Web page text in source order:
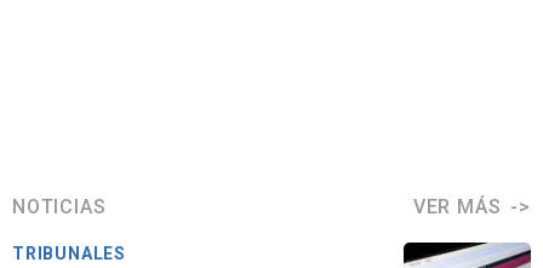
NOTICIAS VER MÁS
TRIBUNALES